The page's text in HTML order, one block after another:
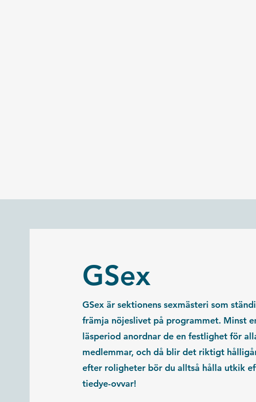
GSex
GSex är sektionens sexmästeri som
främja nöjeslivet på programmet. Minst
läsperiod anordnar de en festlighet för
medlemmar, och då blir det riktigt
efter roligheter bör du alltså hålla utkik
tiedye-ovvar!